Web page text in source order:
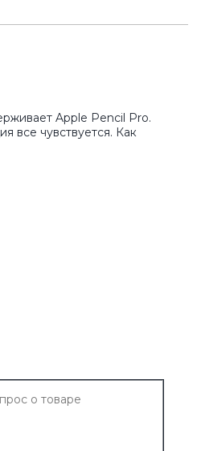
Apple Pencil Pro.
все чувствуется. Как